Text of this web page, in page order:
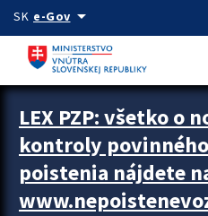
Preskocit na hlavný obsah
SK e-Govarrow_drop_down
Zastavit automatický posun upútavok
LEX PZP: všetko o
kontroly
poistenia nájdete